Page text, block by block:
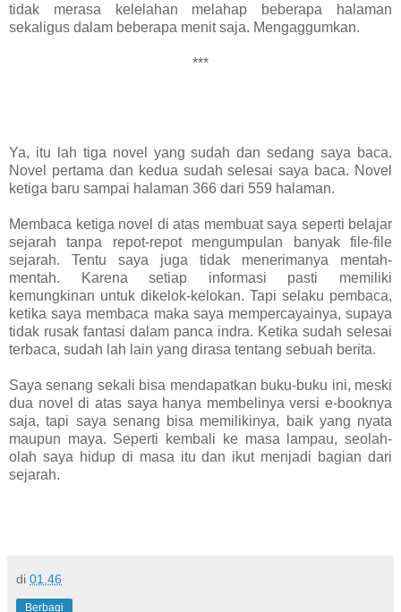
tidak merasa kelelahan melahap beberapa halaman
sekaligus dalam beberapa menit saja. Mengaggumkan.
***
Ya, itu lah tiga novel yang sudah dan sedang saya baca.
Novel pertama dan kedua sudah selesai saya baca. Novel
ketiga baru sampai halaman 366 dari 559 halaman.
Membaca ketiga novel di atas membuat saya seperti belajar
sejarah tanpa repot-repot mengumpulan banyak file-file
sejarah. Tentu saya juga tidak menerimanya mentah-
mentah. Karena setiap informasi pasti memiliki
kemungkinan untuk dikelok-kelokan. Tapi selaku pembaca,
ketika saya membaca maka saya mempercayainya, supaya
tidak rusak fantasi dalam panca indra. Ketika sudah selesai
terbaca, sudah lah lain yang dirasa tentang sebuah berita.
Saya senang sekali bisa mendapatkan buku-buku ini, meski
dua novel di atas saya hanya membelinya versi e-booknya
saja, tapi saya senang bisa memilikinya, baik yang nyata
maupun maya. Seperti kembali ke masa lampau, seolah-
olah saya hidup di masa itu dan ikut menjadi bagian dari
sejarah.
di 01.46
Berbagi